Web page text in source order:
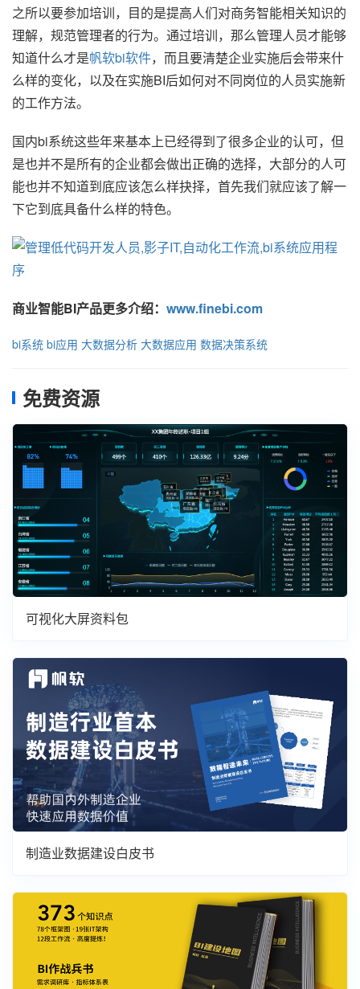
之所以要参加培训，目的是提高人们对商务智能相关知识的
理解，规范管理者的行为。通过培训，那么管理人员才能够
知道什么才是帆软bi软件，而且要清楚企业实施后会带来什
么样的变化，以及在实施BI后如何对不同岗位的人员实施新
的工作方法。
国内bi系统这些年来基本上已经得到了很多企业的认可，但
是也并不是所有的企业都会做出正确的选择，大部分的人可
能也并不知道到底应该怎么样抉择，首先我们就应该了解一
下它到底具备什么样的特色。
商业智能BI产品更多介绍： www.finebi.com
bi系统 bi应用 大数据分析 大数据应用 数据决策系统
免费资源
可视化大屏资料包
制造业数据建设白皮书